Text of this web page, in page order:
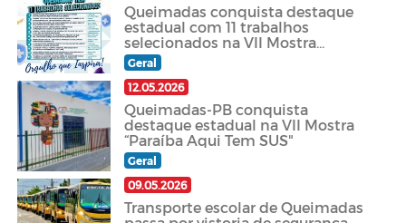
Queimadas conquista destaque
estadual com 11 trabalhos
selecionados na VII Mostra
“Paraíba Aqui Tem SUS
Geral
12.05.2026
Queimadas-PB conquista
destaque estadual na VII Mostra
“Paraíba Aqui Tem SUS"
Geral
09.05.2026
Transporte escolar de Queimadas